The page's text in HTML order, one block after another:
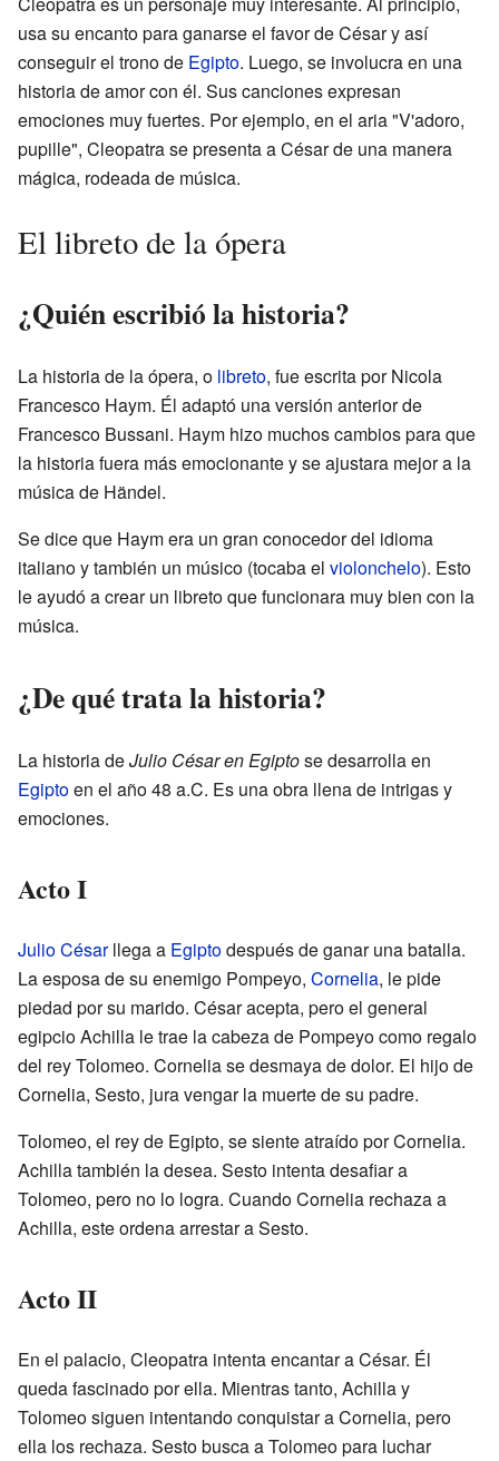
usa su encanto para ganarse el favor de César y así
conseguir el trono de Egipto. Luego, se involucra en una
historia de amor con él. Sus canciones expresan
emociones muy fuertes. Por ejemplo, en el aria "V'adoro,
pupille", Cleopatra se presenta a César de una manera
mágica, rodeada de música.
El libreto de la ópera
¿Quién escribió la historia?
La historia de la ópera, o libreto, fue escrita por Nicola
Francesco Haym. Él adaptó una versión anterior de
Francesco Bussani. Haym hizo muchos cambios para que
la historia fuera más emocionante y se ajustara mejor a la
música de Händel.
Se dice que Haym era un gran conocedor del idioma
italiano y también un músico (tocaba el violonchelo). Esto
le ayudó a crear un libreto que funcionara muy bien con la
música.
¿De qué trata la historia?
La historia deJulio César en Egiptose desarrolla en
Egiptoen el año 48 a.C. Es una obra llena de intrigas y
emociones.
Acto I
Julio Césarllega a Egiptodespués de ganar una batalla.
La esposa de su enemigo Pompeyo, Cornelia, le pide
piedad por su marido. César acepta, pero el general
egipcio Achilla le trae la cabeza de Pompeyo como regalo
del rey Tolomeo. Cornelia se desmaya de dolor. El hijo de
Cornelia, Sesto, jura vengar la muerte de su padre.
Tolomeo, el rey de Egipto, se siente atraído por Cornelia.
Achilla también la desea. Sesto intenta desafiar a
Tolomeo, pero no lo logra. Cuando Cornelia rechaza a
Achilla, este ordena arrestar a Sesto.
Acto II
En el palacio, Cleopatra intenta encantar a César. Él
queda fascinado por ella. Mientras tanto, Achilla y
Tolomeo siguen intentando conquistar a Cornelia, pero
ella los rechaza. Sesto busca a Tolomeo para luchar